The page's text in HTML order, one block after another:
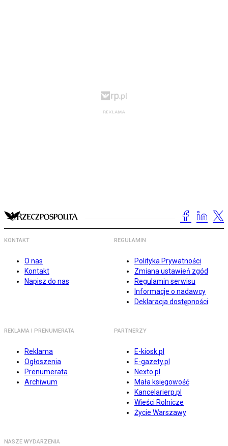
KONTAKT
O nas
Kontakt
Napisz do nas
REGULAMIN
Polityka Prywatności
Zmiana ustawień zgód
Regulamin serwisu
Informacje o nadawcy
Deklaracja dostępności
REKLAMA I PRENUMERATA
Reklama
Ogłoszenia
Prenumerata
Archiwum
PARTNERZY
E-kiosk.pl
E-gazety.pl
Nexto.pl
Mała księgowość
Kancelarierp.pl
Wieści Rolnicze
Życie Warszawy
NASZE WYDARZENIA